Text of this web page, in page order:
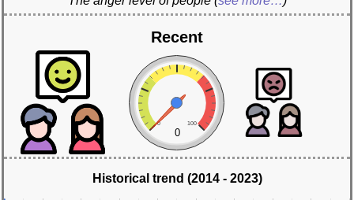
Recent
0 100
0
Historical trend (2014 - 2023)